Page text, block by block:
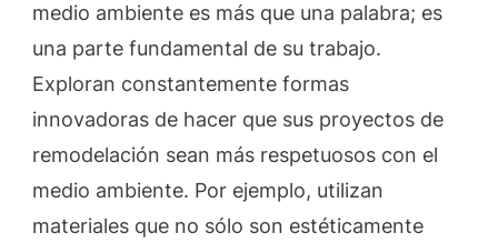
medio ambiente es más que una palabra; es
una parte fundamental de su trabajo.
Exploran constantemente formas
innovadoras de hacer que sus proyectos de
remodelación sean más respetuosos con el
medio ambiente. Por ejemplo, utilizan
materiales que no sólo son estéticamente